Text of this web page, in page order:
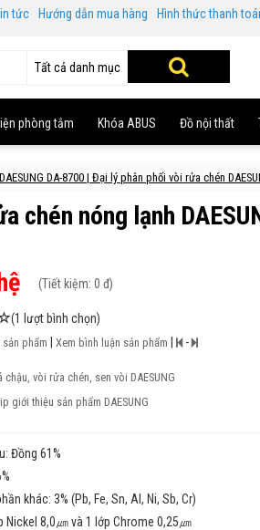
tức Hướng dẫn mua hàng Hình thức thanh
Tất cả danh mục
phòng tắm Khóa ABUS Đồ nội thất
DA-8700 | Đại lý phân phối vòi rửa chén
chén nóng lạnh
(Tiết kiệm: 0 đ)
(1 lượt bình chọn)
phẩm Xem bình luận sản phẩm -
chậu, vòi rửa chén, sen vòi DAESUNG
giới thiệu sản phẩm DAESUNG
Đồng 61%
khác: 3% (Pb, Fe, Sn, Al, Ni, Sb, Cr)
Nickel 8,0㎛ và 1 lớp Chrome 0,25㎛